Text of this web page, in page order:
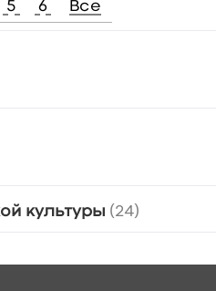
5 6 Все
культуры (24)